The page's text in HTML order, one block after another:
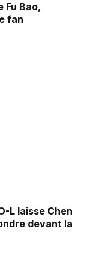
Fu Bao,
fan
L laisse Chen
devant la